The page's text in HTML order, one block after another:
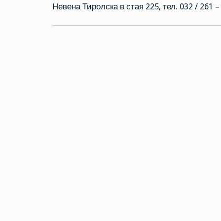
Невена Тиролска в стая 225, тел. 032 / 261 –